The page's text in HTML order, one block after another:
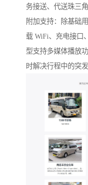
务接送、代送珠三
附加支持：除基础
载 WiFi、充电接口
型支持多媒体播放
时解决行程中的突